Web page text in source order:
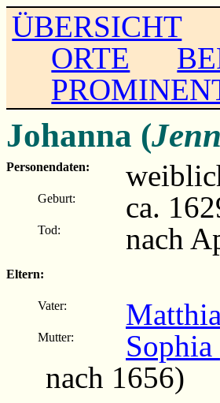
ÜBERSICHT
ORTE
Johanna (Jenn
Personendaten:
Geburt: ca.
Tod: nach
Eltern:
Vater:
Mutter: Sophia
nach 1656)